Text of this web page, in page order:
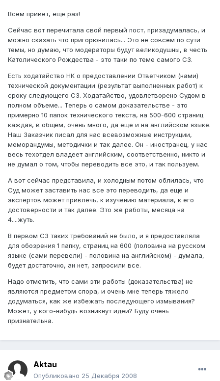
Всем привет, еще раз!
Сейчас вот перечитала свой первый пост, призадумалась, и
можно сказать что пригорюнилась... Это не совсем по сути
темы, но думаю, что модераторы будут великодушны, в честь
Католического Рождества - это таки по теме самого СЗ.
Есть ходатайство НК о предоставлении Ответчиком (нами)
технической документации (результат выполненных работ) к
сроку следующего СЗ. Ходатайство, удовлетворено Судом в
полном объеме... Теперь о самом доказательстве - это
примерно 10 папок технического текста, на 500-600 страниц
каждая, в общем, очень много, да еще и на английском языке.
Наш Заказчик писал для нас всевозможные инструкции,
меморандумы, методички и так далее. Он - иностранец, у нас
весь техотдел владеет английским, соответственно, никто и
не думал о том, чтобы переводить все это, и так пользуем.
А вот сейчас представила, и холодным потом облилась, что
Суд может заставить нас все это переводить, да еще и
экспертов может привлечь, к изучению материала, к его
достоверности и так далее. Это же работы, месяца на
4....жуть.
В первом СЗ таких требований не было, и я предоставляла
для обозрения 1 папку, страниц на 600 (половина на русском
языке (сами перевели) - половина на английском) - думала,
будет достаточно, ан нет, запросили все.
Надо отметить, что сами эти работы (доказательства) не
являются предметом спора, и очень мне теперь тяжело
додуматься, как же избежать последующего измывания?
Может, у кого-нибудь возникнут идеи? Буду очень
признательна.
Aktau
Опубликовано 25 Декабря 2008